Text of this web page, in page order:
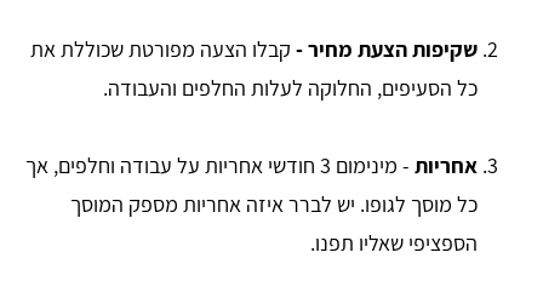
שקיפות הצעת מחיר - קבלו הצעה מפורטת שכוללת את
כל הסעיפים, החלוקה לעלות החלפים והעבודה.
אחריות
- מינימום 3 חודשי אחריות על עבודה וחלפים, אך
כל מוסך לגופו. יש לברר איזה אחריות מספק המוסך
הספציפי שאליו תפנו.